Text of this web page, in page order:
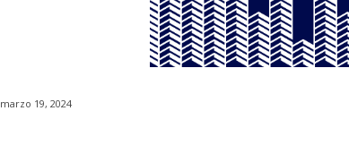
marzo 19, 2024